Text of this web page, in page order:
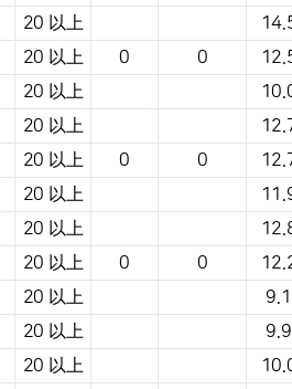
20 以上
20 以上 0 0
20 以上
20 以上
20 以上 0 0
20 以上
20 以上
20 以上 0 0
20 以上
9.1
20 以上
9.9
20 以上